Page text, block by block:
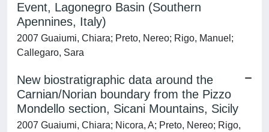
Event, Lagonegro Basin (Southern
Apennines, Italy)
2007 Guaiumi, Chiara; Preto, Nereo; Rigo, Manuel;
Callegaro, Sara
New biostratigraphic data around the
Carnian/Norian boundary from the Pizzo
Mondello section, Sicani Mountains, Sicily
2007 Guaiumi, Chiara; Nicora, A; Preto, Nereo; Rigo,